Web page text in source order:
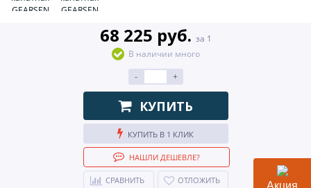
68 225 руб. за 1
В наличии много
-
+
КУПИТЬ
КУПИТЬ В 1 КЛИК
НАШЛИ ДЕШЕВЛЕ?
СРАВНИТЬ ОТЛОЖИТЬ Акция